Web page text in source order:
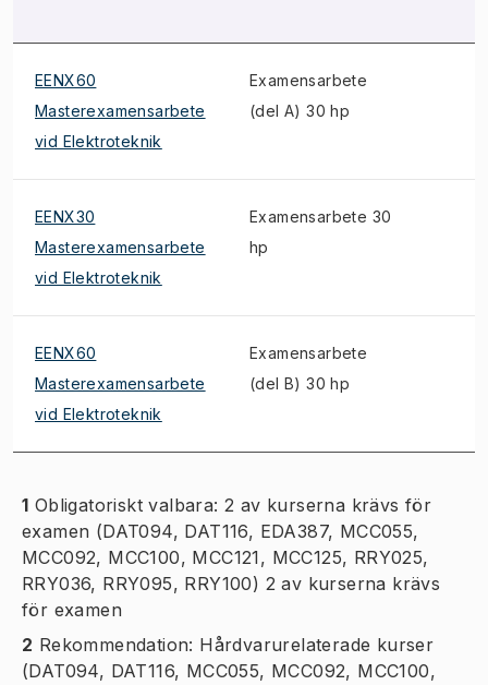
EENX60
Masterexamensarbete
vid Elektroteknik
Examensarbete
(del A) 30 hp
EENX30
Masterexamensarbete
vid Elektroteknik
Examensarbete 30
hp
EENX60
Masterexamensarbete
vid Elektroteknik
Examensarbete
(del B) 30 hp
1 Obligatoriskt valbara: 2 av kurserna krävs för
examen (DAT094, DAT116, EDA387, MCC055,
MCC092, MCC100, MCC121, MCC125, RRY025,
RRY036, RRY095, RRY100) 2 av kurserna krävs
för examen
2 Rekommendation: Hårdvarurelaterade kurser
(DAT094, DAT116, MCC055, MCC092, MCC100,